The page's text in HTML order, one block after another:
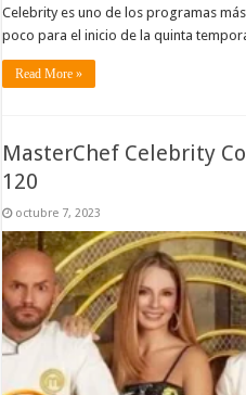
Celebrity es uno de los programas
poco para el inicio de la quinta
Read More »
MasterChef Celebrity
120
octubre 7, 2023